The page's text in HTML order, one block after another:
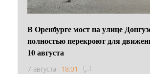
В Оренбурге мост на улице
полностью перекроют для
10 августа
7 августа 18:01